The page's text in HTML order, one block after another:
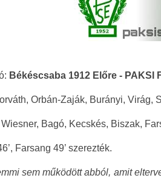
Békéscsaba 1912 Előre - PAKSI
Orbán-Zaják, Burányi, Virág,
Bagó, Kecskés, Biszak,
Farsang 49’ szerezték.
sem működött abból, amit